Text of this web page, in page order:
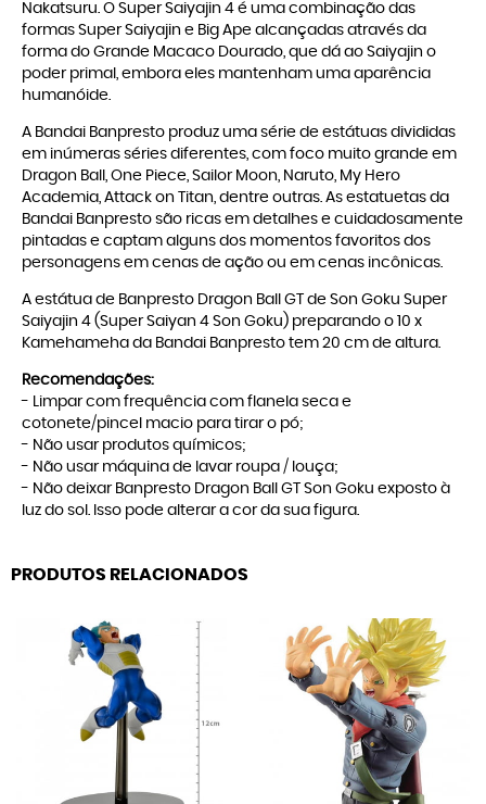
Nakatsuru. O Super Saiyajin 4 é uma combinação das
formas Super Saiyajin e Big Ape alcançadas através da
forma do Grande Macaco Dourado, que dá ao Saiyajin o
poder primal, embora eles mantenham uma aparência
humanóide.
A Bandai Banpresto produz uma série de estátuas divididas
em inúmeras séries diferentes, com foco muito grande em
Dragon Ball, One Piece, Sailor Moon, Naruto, My Hero
Academia, Attack on Titan, dentre outras. As estatuetas da
Bandai Banpresto são ricas em detalhes e cuidadosamente
pintadas e captam alguns dos momentos favoritos dos
personagens em cenas de ação ou em cenas incônicas.
A estátua de Banpresto Dragon Ball GT de Son Goku Super
Saiyajin 4 (Super Saiyan 4 Son Goku) preparando o 10 x
Kamehameha da Bandai Banpresto tem 20 cm de altura.
Recomendações:
- Limpar com frequência com flanela seca e
cotonete/pincel macio para tirar o pó;
- Não usar produtos químicos;
- Não usar máquina de lavar roupa / louça;
- Não deixar Banpresto Dragon Ball GT Son Goku exposto à
luz do sol. Isso pode alterar a cor da sua figura.
PRODUTOS RELACIONADOS